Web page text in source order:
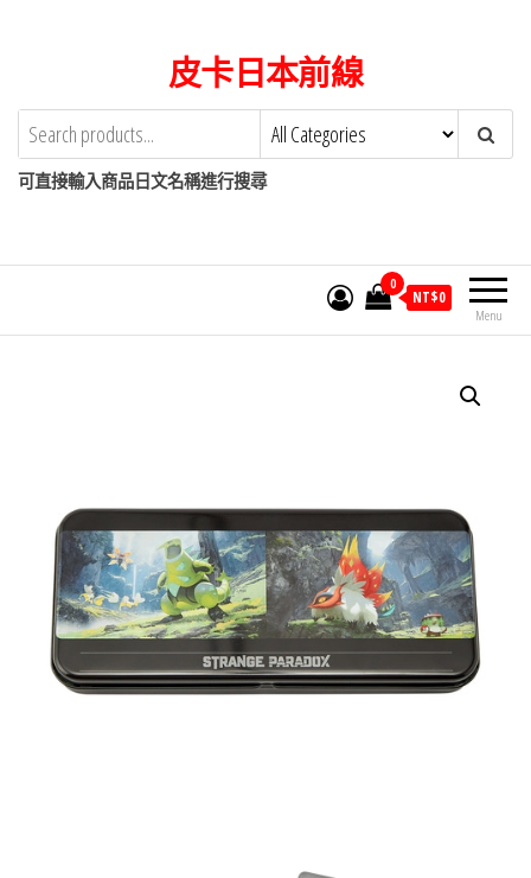
content
皮卡日本前線
可直接輸入商品日文名稱進行搜尋
Menu
0
NT$0